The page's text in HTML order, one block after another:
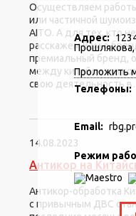
Осуществляем
или частичной
AITO. А для тех, кто
расскажем Вам о
премиальный бренд,
между китайскими
свою деятельность
14.08.2023
Антикор на
Антикор-обработка
с привычным ДВС
Адрес:
Прошлякова,
Проложить
Телефоны:
Email:
Режим